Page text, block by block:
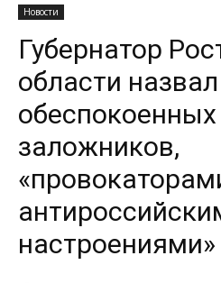
Новости
Губернатор
области
заложников,
настроениями»